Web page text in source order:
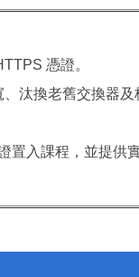
憑證。
汰換老舊交換器及
置入課程，並提供